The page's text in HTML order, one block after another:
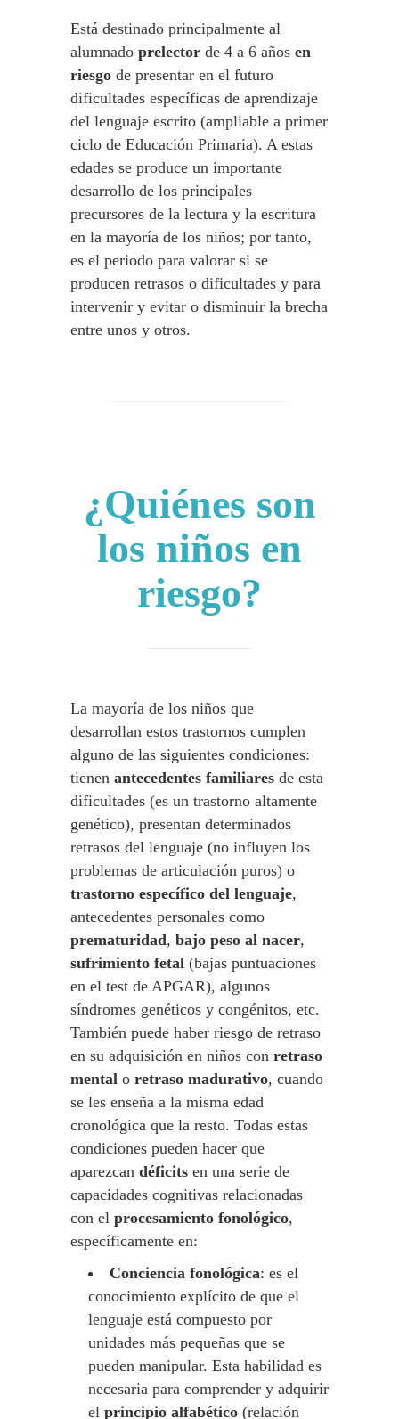
Está destinado principalmente al
alumnado prelector de 4 a 6 años en
riesgo de presentar en el futuro
dificultades específicas de aprendizaje
del lenguaje escrito (ampliable a primer
ciclo de Educación Primaria). A estas
edades se produce un importante
desarrollo de los principales
precursores de la lectura y la escritura
en la mayoría de los niños; por tanto,
es el periodo para valorar si se
producen retrasos o dificultades y para
intervenir y evitar o disminuir la brecha
entre unos y otros.
¿Quiénes son
los niños en
riesgo?
La mayoría de los niños que
desarrollan estos trastornos cumplen
alguno de las siguientes condiciones:
tienen antecedentes familiares de esta
dificultades (es un trastorno altamente
genético), presentan determinados
retrasos del lenguaje (no influyen los
problemas de articulación puros) o
trastorno específico del lenguaje,
antecedentes personales como
prematuridad, bajo peso al nacer,
sufrimiento fetal (bajas puntuaciones
en el test de APGAR), algunos
síndromes genéticos y congénitos, etc.
También puede haber riesgo de retraso
en su adquisición en niños con retraso
mental o retraso madurativo, cuando
se les enseña a la misma edad
cronológica que la resto. Todas estas
condiciones pueden hacer que
aparezcan déficits en una serie de
capacidades cognitivas relacionadas
con el procesamiento fonológico,
específicamente en:
Conciencia fonológica: es el
conocimiento explícito de que el
lenguaje está compuesto por
unidades más pequeñas que se
pueden manipular. Esta habilidad es
necesaria para comprender y adquirir
el principio alfabético (relación